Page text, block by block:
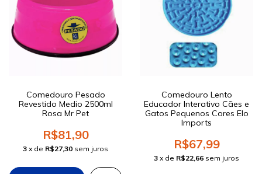
Comedouro Pesado
Revestido Medio 2500ml
Rosa Mr Pet
R$81,90
3 x de R$27,30 sem juros
Comedouro Lento
Educador Interativo Cães e
Gatos Pequenos Cores Elo
Imports
R$67,99
3 x de R$22,66 sem juros